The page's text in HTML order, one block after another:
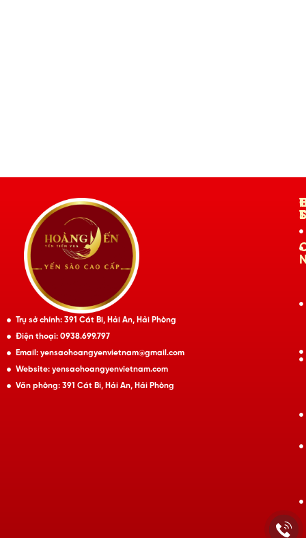
Trụ sở chính: 391 Cát Bi, Hải An, Hải Phòng
Điện thoại: 0938.699.797
Email: yensaohoangyenvietnam@gmail.com
Website: yensaohoangyenvietnam.com
Văn phòng: 391 Cát Bi, Hải An, Hải Phòng